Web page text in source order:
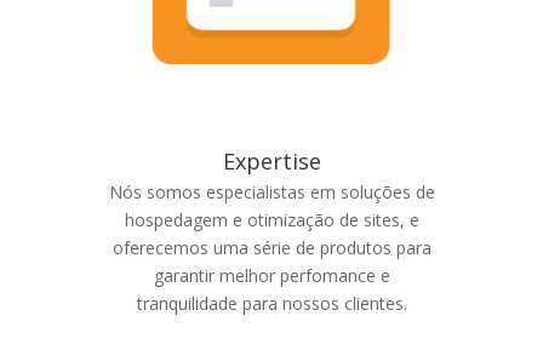
Expertise
Nós somos especialistas em soluções de
hospedagem e otimização de sites, e
oferecemos uma série de produtos para
garantir melhor perfomance e
tranquilidade para nossos clientes.